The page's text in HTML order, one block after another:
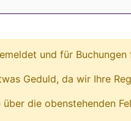
und für
Geduld, da wir Ihre
die obenstehenden